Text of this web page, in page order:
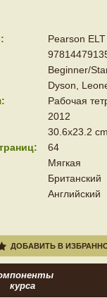
Pearson ELT
Beginner/
Dyson,
Рабочая
2012
30.6x23.2 cm
64
Мягкая
Британский
Английский
ДОБАВИТЬ В
курса